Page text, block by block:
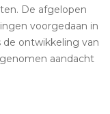
De afgelopen
voorgedaan in
de ontwikkeling van
aandacht